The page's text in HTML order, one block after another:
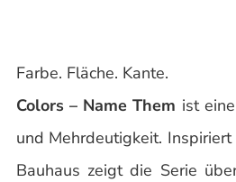
Farbe. Fläche. Kante.
Colors – Name Them ist
und Mehrdeutigkeit.
Bauhaus zeigt die Serie